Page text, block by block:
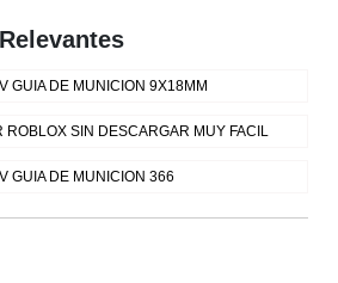
GUIA DE MUNICION 9X18MM
ROBLOX SIN DESCARGAR MUY FACIL
GUIA DE MUNICION 366